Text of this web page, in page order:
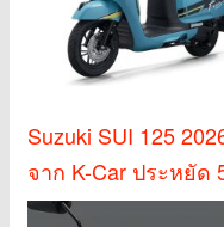
Suzuki SUI 125
จาก K-Car ประหยัด